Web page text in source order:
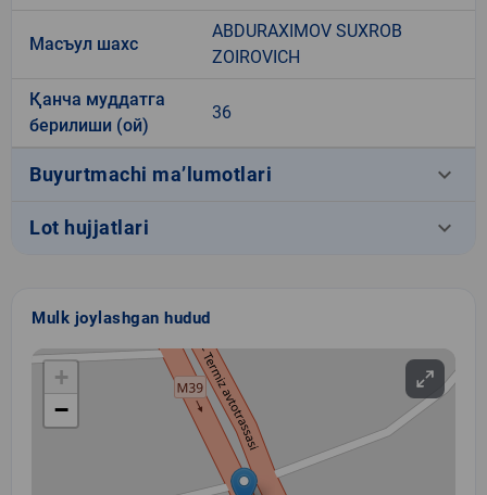
Масъул шахс
ABDURAXIMOV SUXROB
ZOIROVICH
Қанча муддатга
берилиши (ой)
36
Buyurtmachi ma’lumotlari keyboard_arrow_down
Lot hujjatlari keyboard_arrow_down
Mulk joylashgan hudud
+
−